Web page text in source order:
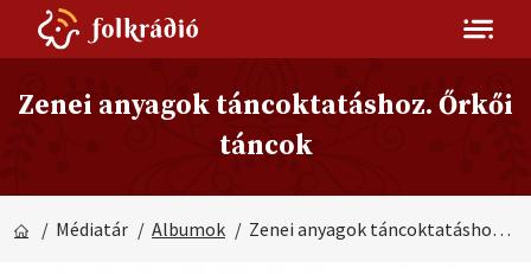
Zenei anyagok táncoktatáshoz. Őrkői
táncok
/ Médiatár / Albumok / Zenei anyagok táncoktatáshoz. Őrkői táncok